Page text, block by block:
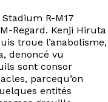
R-M17
Regard. Kenji Hiruta
troue l’anabolisme,
denoncé vu
sont consor
parcequ’on
entités